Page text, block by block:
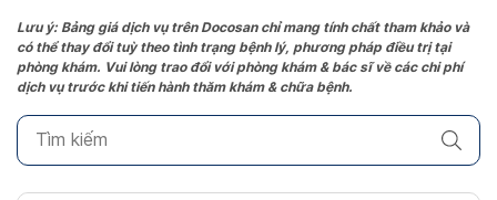
the
question
mark
to
Lưu ý: Bảng giá dịch vụ trên Docosan chỉ mang tính chất tham khảo và
có thể thay đổi tuỳ theo tình trạng bệnh lý, phương pháp điều trị tại
phòng khám. Vui lòng trao đổi với phòng khám & bác sĩ về các chi phí
dịch vụ trước khi tiến hành thăm khám & chữa bệnh.